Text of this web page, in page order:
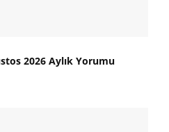
2026 Aylık Yorumu